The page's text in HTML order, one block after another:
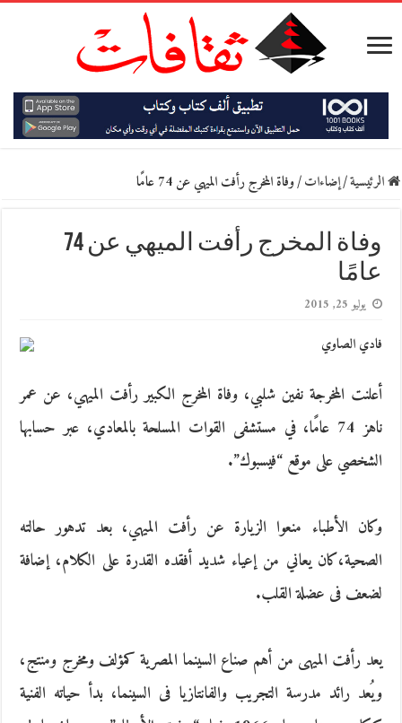
الرئيسية/إضاءات/وفاة المخرج رأفت الميهي عن 74 عامًا
وفاة المخرج رأفت الميهي عن 74
عامًا
يوليو 25, 2015
فادي الصاوي
أعلنت المخرجة نفين شلبي، وفاة المخرج الكبير رأفت الميهي، عن عمر
ناهز 74 عامًا، في مستشفى القوات المسلحة بالمعادي، عبر حسابها
الشخصي على موقع “فيسبوك”.
وكان الأطباء منعوا الزيارة عن رأفت الميهي، بعد تدهور حالته
الصحية،كان يعاني من إعياء شديد أفقده القدرة على الكلام، إضافة
لضعف فى عضلة القلب.
يعد رأفت الميهى من أهم صناع السينما المصرية كمؤلف ومخرج ومنتج،
ويُعد رائد مدرسة التجريب والفانتازيا فى السينما، بدأ حياته الفنية